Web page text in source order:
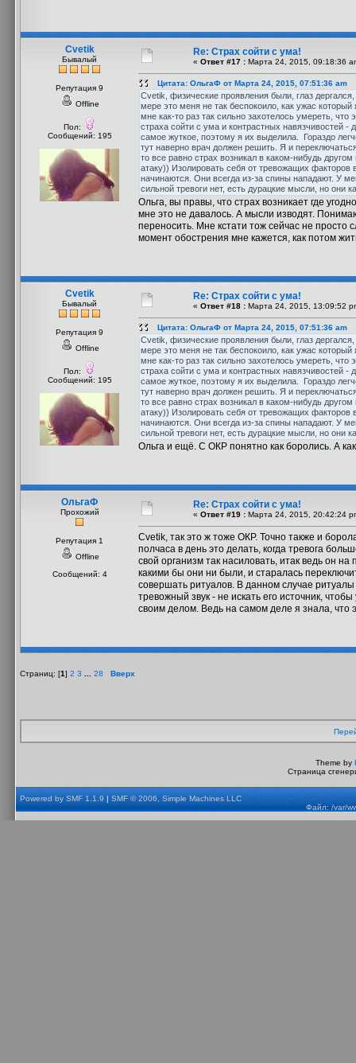
Cvetik
Бывалый
Репутация 9
Offline
Пол:
Сообщений: 195
Re: Страх сойти с ума!
« Ответ #17 : Марта 24, 2015, 09:18:36
Цитата: ОльгаФ от Марта 24, 2015, 07:51:36 am
Cvetik, физические проявления были, глаз
мере это меня не так беспокоило, как ужас
мне как-то раз так сильно захотелось умереть,
страха сойти с ума и контрастных навязчивостей
самое жуткое, поэтому я их выделила. Гораздо
тут наверно врач должен решить. Я и
то все равно страх возникал в каком-нибудь
атаку)) Изолировать себя от тревожащих
начинаются. Они всегда из-за спины нападают. У
сильной тревоги нет, есть дурацкие мысли, но они
Ольга, вы правы, что страх возникает где
мне это не давалось. А мысли изводят.
переносить. Мне кстати тож сейчас не
момент обострения мне кажется, как потом
Cvetik
Бывалый
Репутация 9
Offline
Пол:
Сообщений: 195
Re: Страх сойти с ума!
« Ответ #18 : Марта 24, 2015, 13:09:52
Цитата: ОльгаФ от Марта 24, 2015, 07:51:36 am
Cvetik, физические проявления были, глаз
мере это меня не так беспокоило, как ужас
мне как-то раз так сильно захотелось умереть,
страха сойти с ума и контрастных навязчивостей
самое жуткое, поэтому я их выделила. Гораздо
тут наверно врач должен решить. Я и
то все равно страх возникал в каком-нибудь
атаку)) Изолировать себя от тревожащих
начинаются. Они всегда из-за спины нападают. У
сильной тревоги нет, есть дурацкие мысли, но они
Ольга и ещё. С ОКР понятно как боролись. А
ОльгаФ
Прохожий
Репутация 1
Offline
Сообщений: 4
Re: Страх сойти с ума!
« Ответ #19 : Марта 24, 2015, 20:42:24
Cvetik, так это ж тоже ОКР. Точно также и
полчаса в день это делать, когда тревога
свой организм так насиловать, итак ведь он
какими бы они ни были, и старалась
совершать ритуалов. В данном случае
тревожный звук - не искать его источник,
своим делом. Ведь на самом деле я знала, что
Страниц: [1] 2 3 28 Вверх
Theme by
Страница
Powered by SMF 1.1.9|SMF © 2006, Simple Machines LLC
Файл: /var/